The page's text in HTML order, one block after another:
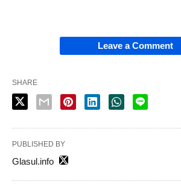
Leave a Comment
SHARE
PUBLISHED BY
Glasul.info